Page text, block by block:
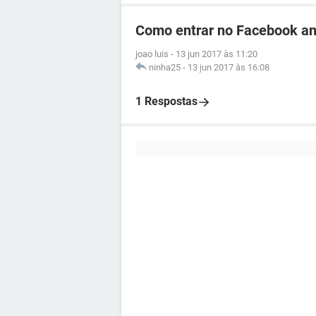
Como entrar no Facebook
joao luis - 13 jun 2017 às 11:20
ninha25 - 13 jun 2017 às 16:08
1 Respostas